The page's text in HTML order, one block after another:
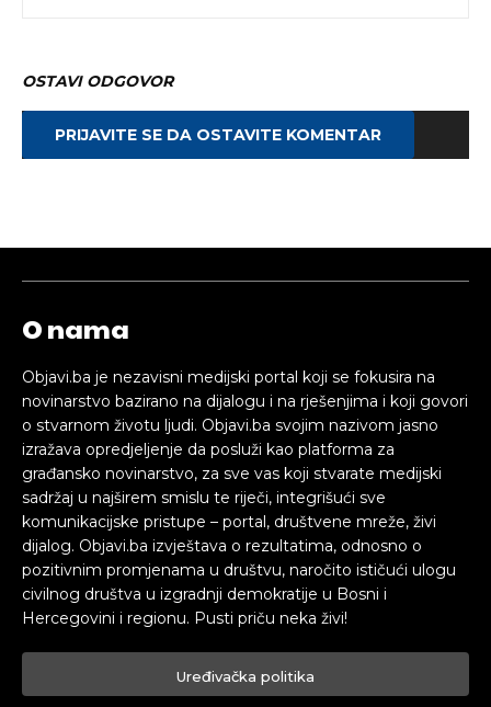
OSTAVI ODGOVOR
PRIJAVITE SE DA OSTAVITE KOMENTAR
O nama
Objavi.ba je nezavisni medijski portal koji se fokusira na
novinarstvo bazirano na dijalogu i na rješenjima i koji govori
o stvarnom životu ljudi. Objavi.ba svojim nazivom jasno
izražava opredjeljenje da posluži kao platforma za
građansko novinarstvo, za sve vas koji stvarate medijski
sadržaj u najširem smislu te riječi, integrišući sve
komunikacijske pristupe – portal, društvene mreže, živi
dijalog. Objavi.ba izvještava o rezultatima, odnosno o
pozitivnim promjenama u društvu, naročito ističući ulogu
civilnog društva u izgradnji demokratije u Bosni i
Hercegovini i regionu. Pusti priču neka živi!
Uređivačka politika